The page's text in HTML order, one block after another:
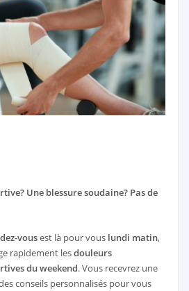
Une blessure soudaine? Pas de
vousest là pour vous lundi matin,
rapidement lesdouleurs
du weekend. Vous recevrez une
conseils personnalisés pour vous